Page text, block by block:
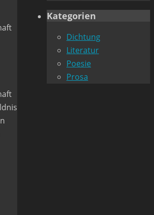
Kategorien
Dichtung
Literatur
Poesie
Prosa